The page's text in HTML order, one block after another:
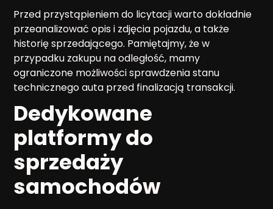
Przed przystąpieniem do licytacji warto dokładnie
przeanalizować opis i zdjęcia pojazdu, a także
historię sprzedającego. Pamiętajmy, że w
przypadku zakupu na odległość, mamy
ograniczone możliwości sprawdzenia stanu
technicznego auta przed finalizacją transakcji.
Dedykowane
platformy do
sprzedaży
samochodów